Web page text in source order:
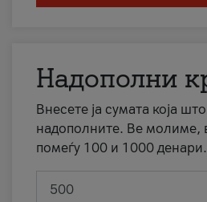
Надополни
Внесете ја сумата која
надополните. Ве молиме,
помеѓу 100 и 1000 денари.